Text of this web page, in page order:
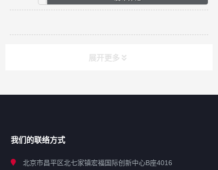
展开更多
我们的联络方式
北京市昌平区北七家镇宏福国际创新中心B座4016